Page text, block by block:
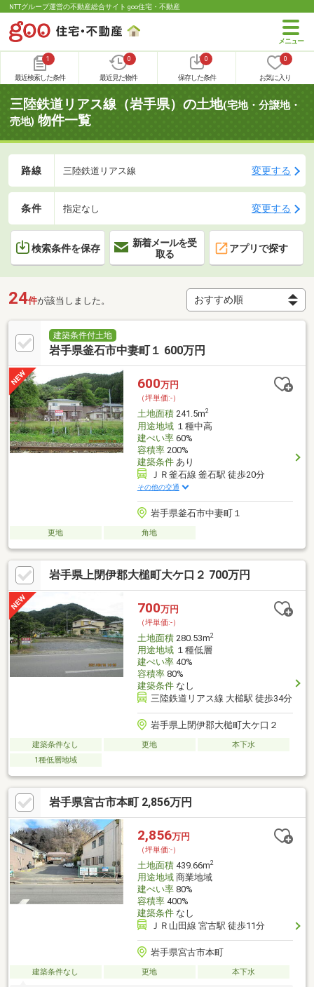
NTTグループ運営の不動産総合サイト goo住宅・不動産
1
最近検索した条件
0
最近見た物件
0
保存した条件
0
お気に入り
三陸鉄道リアス線（岩手県）の土地(宅地・分譲地・
売地) 物件一覧
路線 三陸鉄道リアス線 変更する
条件 指定なし 変更する
検索条件を保存
新着メールを受
取る
アプリで探す
24件が該当しました。
建築条件付土地
岩手県釜石市中妻町１ 600万円
600万円
（坪単価:-）
土地面積241.5m2
用途地域１種中高
建ぺい率60%
容積率200%
建築条件あり
ＪＲ釜石線 釜石駅 徒歩20分
その他の交通
岩手県釜石市中妻町１
更地 角地
岩手県上閉伊郡大槌町大ケ口２ 700万円
700万円
（坪単価:-）
土地面積280.53m2
用途地域１種低層
建ぺい率40%
容積率80%
建築条件なし
三陸鉄道リアス線 大槌駅 徒歩34分
岩手県上閉伊郡大槌町大ケ口２
建築条件なし 更地
本下水
1種低層地域
岩手県宮古市本町 2,856万円
2,856万円
（坪単価:-）
土地面積439.66m2
用途地域商業地域
建ぺい率80%
容積率400%
建築条件なし
ＪＲ山田線 宮古駅 徒歩11分
岩手県宮古市本町
建築条件なし 更地 本下水